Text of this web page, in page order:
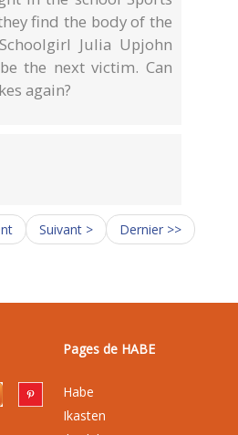
find the body of the
Julia Upjohn
the next victim. Can
again?
Suivant > Dernier >>
Pages de HABE
Habe
Ikasten